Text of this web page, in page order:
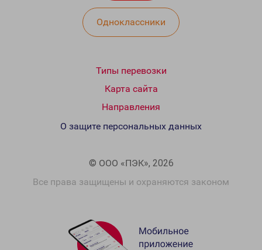
Одноклассники
Типы перевозки
Карта сайта
Направления
© ООО «ПЭК», 2026
Все права защищены и охраняются законом
О защите персональных данных